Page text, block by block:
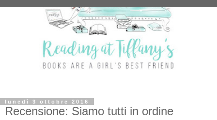
lunedì 3 ottobre 2016
Recensione: Siamo tutti in ordine